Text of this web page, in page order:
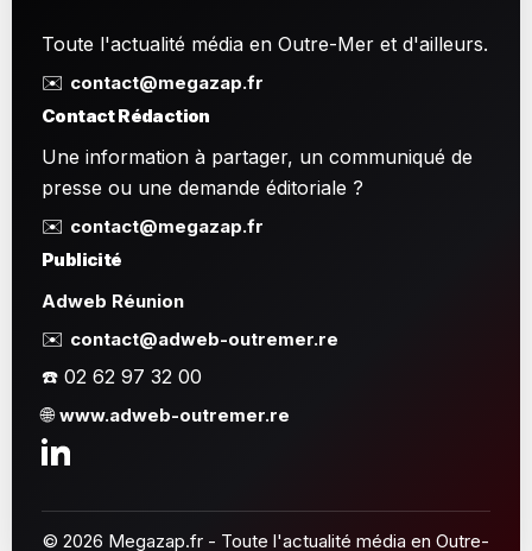
Toute l'actualité média en Outre-Mer et d'ailleurs.
✉️ contact@megazap.fr
Contact Rédaction
Une information à partager, un communiqué de
presse ou une demande éditoriale ?
✉️ contact@megazap.fr
Publicité
Adweb Réunion
✉️ contact@adweb-outremer.re
☎️ 02 62 97 32 00
🌐www.adweb-outremer.re
© 2026 Megazap.fr - Toute l'actualité média en Outre-